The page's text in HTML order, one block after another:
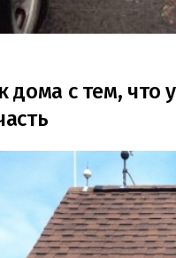
дома с тем, что